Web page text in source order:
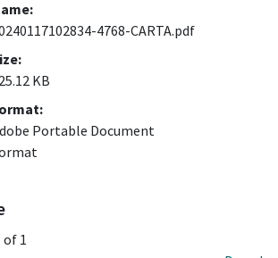
4768-CARTA.pdf
KB
Portable Document
of 1